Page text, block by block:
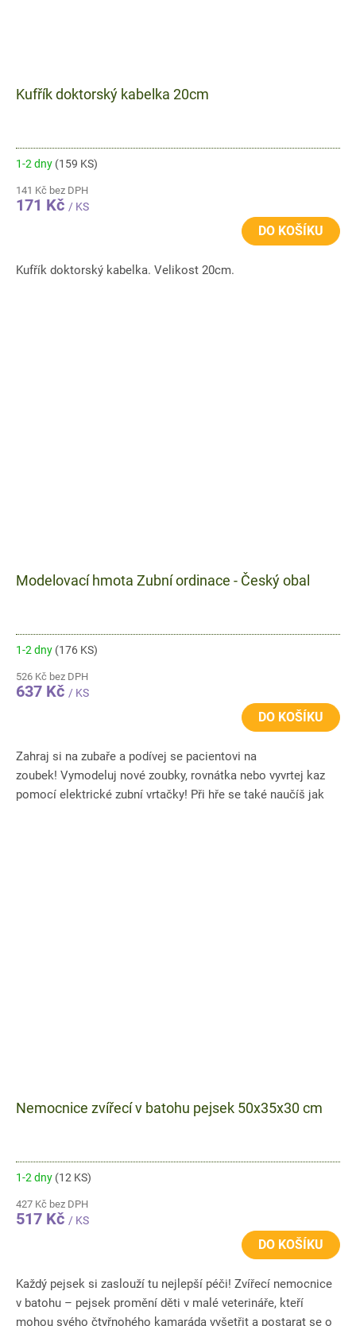
Kufřík doktorský kabelka 20cm
1-2 dny (159 KS)
141 Kč bez DPH
171 Kč / KS
DO KOŠÍKU
Kufřík doktorský kabelka. Velikost 20cm.
Modelovací hmota Zubní ordinace - Český obal
1-2 dny (176 KS)
526 Kč bez DPH
637 Kč / KS
DO KOŠÍKU
Zahraj si na zubaře a podívej se pacientovi na
zoubek! Vymodeluj nové zoubky, rovnátka nebo vyvrtej kaz
pomocí elektrické zubní vrtačky! Při hře se také naučíš jak
Nemocnice zvířecí v batohu pejsek 50x35x30 cm
1-2 dny (12 KS)
427 Kč bez DPH
517 Kč / KS
DO KOŠÍKU
Každý pejsek si zaslouží tu nejlepší péči! Zvířecí nemocnice
v batohu – pejsek promění děti v malé veterináře, kteří
mohou svého čtyřnohého kamaráda vyšetřit a postarat se o